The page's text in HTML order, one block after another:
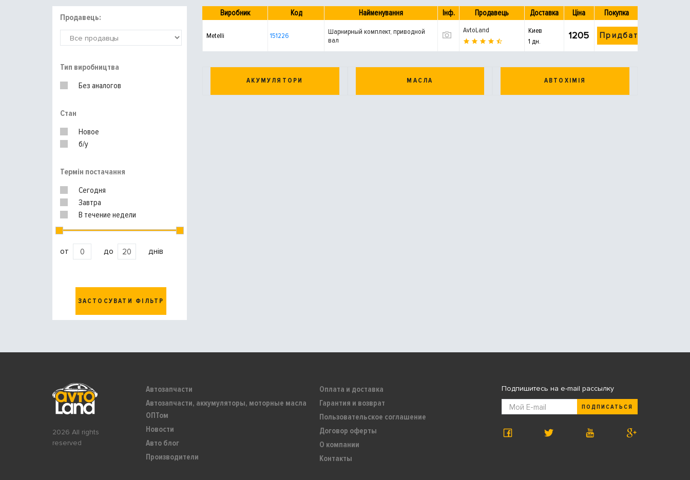
Продавець:
Тип виробництва
Без аналогов
Стан
Новое
б/у
Термін постачання
Сегодня
Завтра
В течение недели
от до днів
ЗАСТОСУВАТИ ФІЛЬТР
Виробник Код Найменування Інф. Продавець Доставка Ціна Покупка
Metelli 151226
Шарнирный комплект, приводной
вал
AvtoLand
Киев
1 дн.
1205 Придбати
АКУМУЛЯТОРИ МАСЛА АВТОХІМІЯ
2026 All rights
reserved
Автозапчасти
Автозапчасти, аккумуляторы, моторные масла
ОПТом
Новости
Авто блог
Производители
Оплата и доставка
Гарантия и возврат
Пользовательское соглашение
Договор оферты
О компании
Контакты
Подпишитесь на e-mail рассылку
ПОДПИСАТЬСЯ